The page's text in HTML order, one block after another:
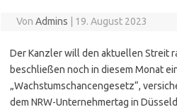
Von Admins 19. August 2023
Der Kanzler will den aktuellen Streit
beschließen noch in diesem Monat
„Wachstumschancengesetz“,
dem NRW-Unternehmertag in